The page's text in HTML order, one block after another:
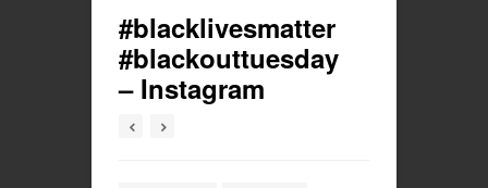
#blacklivesmatter
#blackouttuesday
– Instagram